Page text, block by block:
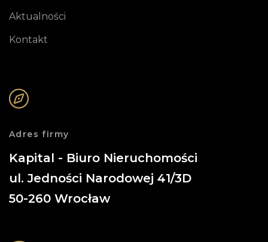
Aktualności
Kontakt
Adres firmy
Kapital - Biuro Nieruchomości
ul. Jedności Narodowej 41/3D
50-260 Wrocław